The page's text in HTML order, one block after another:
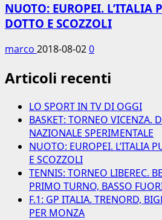
NUOTO: EUROPEI. L’ITALIA
DOTTO E SCOZZOLI
marco 2018-08-020
Articoli recenti
LO SPORT IN TV DI OGGI
BASKET: TORNEO VICENZA.
NAZIONALE SPERIMENTALE
NUOTO: EUROPEI. L’ITALIA
E SCOZZOLI
TENNIS: TORNEO LIBEREC.
PRIMO TURNO, BASSO
F.1: GP ITALIA. TRENORD,
PER MONZA